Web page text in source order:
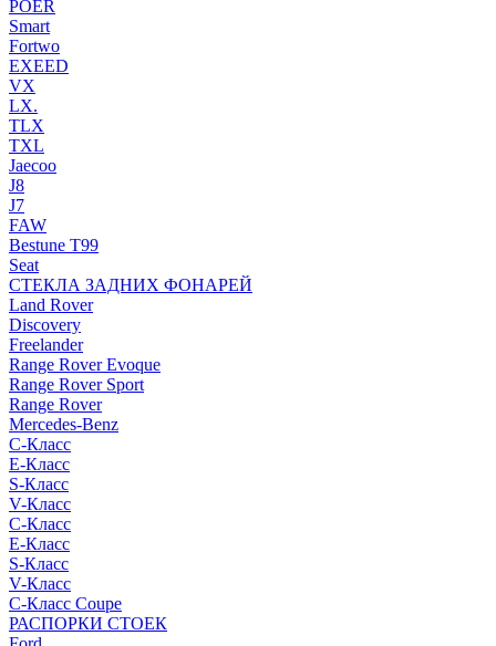
POER
Smart
Fortwo
EXEED
VX
LX.
TLX
TXL
Jaecoo
J8
J7
FAW
Bestune T99
Seat
СТЕКЛА ЗАДНИХ ФОНАРЕЙ
Land Rover
Discovery
Freelander
Range Rover Evoque
Range Rover Sport
Range Rover
Mercedes-Benz
C-Класс
E-Класс
S-Класс
V-Класс
C-Класс
E-Класс
S-Класс
V-Класс
C-Класс Coupe
РАСПОРКИ СТОЕК